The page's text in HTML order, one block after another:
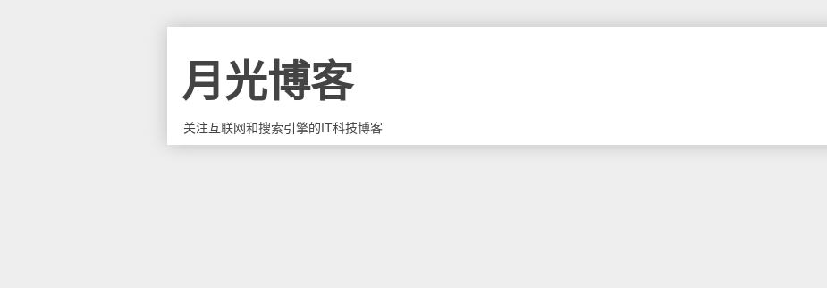
月光博客
关注互联网和搜索引擎的IT科技博客